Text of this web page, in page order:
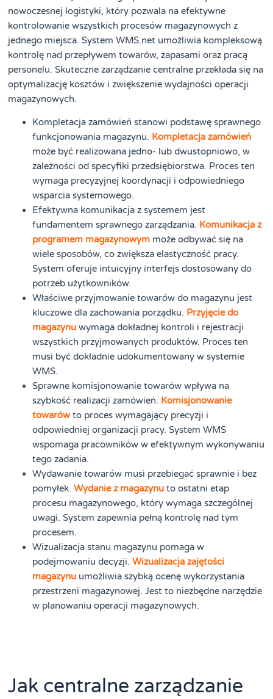
nowoczesnej logistyki, który pozwala na efektywne
kontrolowanie wszystkich procesów magazynowych z
jednego miejsca. System WMS.net umożliwia kompleksową
kontrolę nad przepływem towarów, zapasami oraz pracą
personelu. Skuteczne zarządzanie centralne przekłada się na
optymalizację kosztów i zwiększenie wydajności operacji
magazynowych.
Kompletacja zamówień stanowi podstawę sprawnego
funkcjonowania magazynu. Kompletacja zamówień
może być realizowana jedno- lub dwustopniowo, w
zależności od specyfiki przedsiębiorstwa. Proces ten
wymaga precyzyjnej koordynacji i odpowiedniego
wsparcia systemowego.
Efektywna komunikacja z systemem jest
fundamentem sprawnego zarządzania. Komunikacja z
programem magazynowym może odbywać się na
wiele sposobów, co zwiększa elastyczność pracy.
System oferuje intuicyjny interfejs dostosowany do
potrzeb użytkowników.
Właściwe przyjmowanie towarów do magazynu jest
kluczowe dla zachowania porządku. Przyjęcie do
magazynu wymaga dokładnej kontroli i rejestracji
wszystkich przyjmowanych produktów. Proces ten
musi być dokładnie udokumentowany w systemie
WMS.
Sprawne komisjonowanie towarów wpływa na
szybkość realizacji zamówień. Komisjonowanie
towarów to proces wymagający precyzji i
odpowiedniej organizacji pracy. System WMS
wspomaga pracowników w efektywnym wykonywaniu
tego zadania.
Wydawanie towarów musi przebiegać sprawnie i bez
pomyłek.Wydanie z magazynu to ostatni etap
procesu magazynowego, który wymaga szczególnej
uwagi. System zapewnia pełną kontrolę nad tym
procesem.
Wizualizacja stanu magazynu pomaga w
podejmowaniu decyzji.Wizualizacja zajętości
magazynu umożliwia szybką ocenę wykorzystania
przestrzeni magazynowej. Jest to niezbędne narzędzie
w planowaniu operacji magazynowych.
Jak centralne zarządzanie